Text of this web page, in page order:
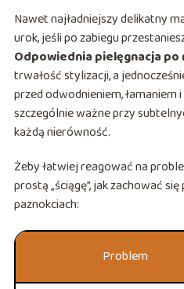
Nawet najładniejszy delikatny
urok, jeśli po zabiegu
Odpowiednia pielęgnacja po
trwałość stylizacji, a
przed odwodnieniem, łamaniem
szczególnie ważne przy
każdą nierówność.
Żeby łatwiej reagować na
prostą „ściągę”, jak zachować
paznokciach:
Problem